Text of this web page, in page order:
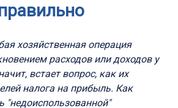
хозяйственная операция
расходов или доходов у
встает вопрос, как их
налога на прибыль. Как
"недоиспользованной"